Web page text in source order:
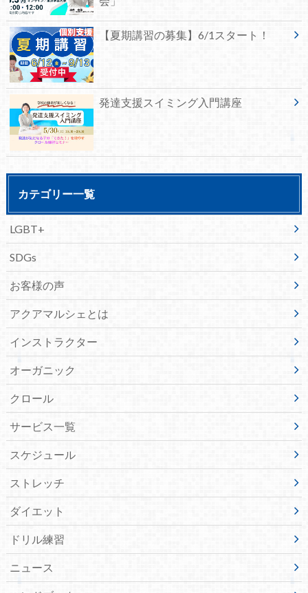
【夏期講習の募集】6/1スタート！
発達支援スイミング入門講座
カテゴリー一覧
LGBT+
SDGs
お客様の声
アクアマルシェとは
インストラクター
オーガニック
クロール
サービス一覧
スケジュール
ストレッチ
ダイエット
ドリル練習
ニュース